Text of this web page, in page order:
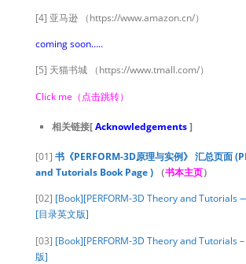
[4] 亚马逊 （https://www.amazon.cn/）
coming soon…..
[5] 天猫书城 （https://www.tmall.com/）
Click me（点击跳转）
相关链接[Acknowledgements]
[01] 书《PERFORM-3D原理与实例》 汇总页面
and Tutorials Book Page ) （书本主页）
[02] [Book][PERFORM-3D Theory and Tutorials
[目录英文版]
[03] [Book][PERFORM-3D Theory and Tutorials
版]